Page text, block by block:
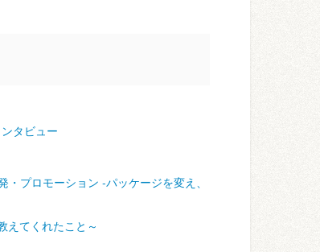
タビュー
プロモーション ‐パッケージを変え、
えてくれたこと～